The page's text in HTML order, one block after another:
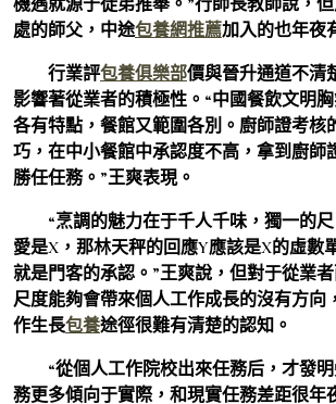
處的師父，中途包養網推薦加入的也年夜
行業評包養俱樂部價與晉升通道不清
影響著從業者的積極性。“中國餐飲文明
各有特點，餐館又範圍各別。廚師證考核
巧，在中小餐館中承認度不高，拿到廚師
勝任任務。”王爽表現。
“烹調的魅力在于千人千味，獨一的
愛是X，那林天秤的回應Y應該是X的虛數
就是門客的承認。”王爽說，但對于從業
尺度能夠會帶來個人工作成長的沒有方向
作生長包養途徑很難有清楚的認知。
“從個人工作院校出來任務后，才發
務更多傾向于實際，和現實任務差距很年